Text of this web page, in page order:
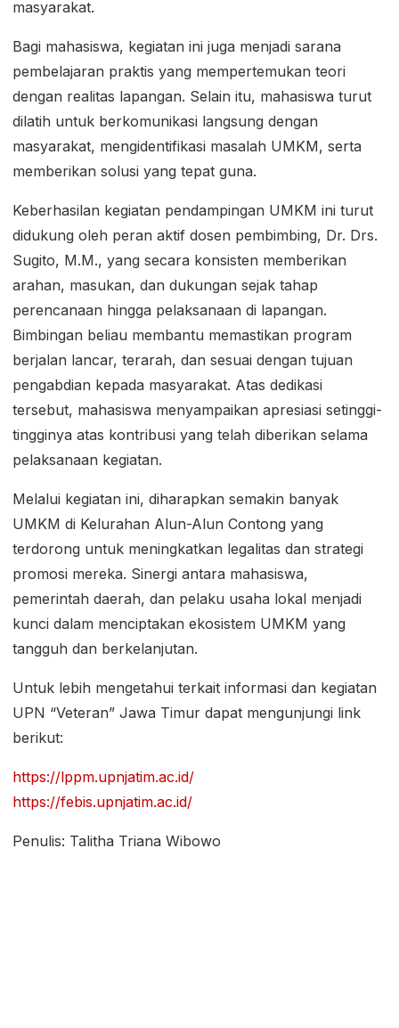
masyarakat.
Bagi mahasiswa, kegiatan ini juga menjadi sarana
pembelajaran praktis yang mempertemukan teori
dengan realitas lapangan. Selain itu, mahasiswa turut
dilatih untuk berkomunikasi langsung dengan
masyarakat, mengidentifikasi masalah UMKM, serta
memberikan solusi yang tepat guna.
Keberhasilan kegiatan pendampingan UMKM ini turut
didukung oleh peran aktif dosen pembimbing, Dr. Drs.
Sugito, M.M., yang secara konsisten memberikan
arahan, masukan, dan dukungan sejak tahap
perencanaan hingga pelaksanaan di lapangan.
Bimbingan beliau membantu memastikan program
berjalan lancar, terarah, dan sesuai dengan tujuan
pengabdian kepada masyarakat. Atas dedikasi
tersebut, mahasiswa menyampaikan apresiasi setinggi-
tingginya atas kontribusi yang telah diberikan selama
pelaksanaan kegiatan.
Melalui kegiatan ini, diharapkan semakin banyak
UMKM di Kelurahan Alun-Alun Contong yang
terdorong untuk meningkatkan legalitas dan strategi
promosi mereka. Sinergi antara mahasiswa,
pemerintah daerah, dan pelaku usaha lokal menjadi
kunci dalam menciptakan ekosistem UMKM yang
tangguh dan berkelanjutan.
Untuk lebih mengetahui terkait informasi dan kegiatan
UPN “Veteran” Jawa Timur dapat mengunjungi link
berikut:
https://lppm.upnjatim.ac.id/
https://febis.upnjatim.ac.id/
Penulis: Talitha Triana Wibowo